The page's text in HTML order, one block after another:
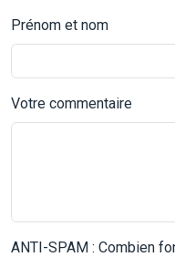
Prénom et nom
Votre commentaire
ANTI-SPAM : Combien